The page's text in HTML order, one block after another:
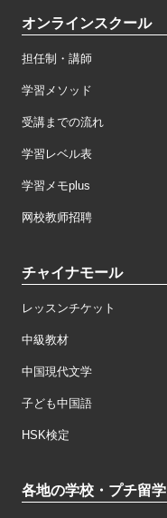
オンラインスクール
担任制・講師
学習メソッド
受講までの流れ
学習レベル表
学習メモplus
网校教师招聘
チャイナモール
レッスンチケット
中級教材
中国現代文学
子ども中国語
HSK検定
各地の学校・プチ留学